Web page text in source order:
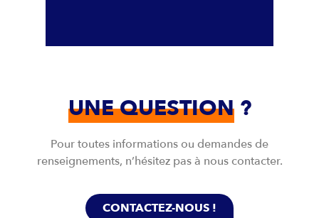
UNE QUESTION?
Pour toutes informations ou demandes de
renseignements, n’hésitez pas à nous contacter.
CONTACTEZ-NOUS !